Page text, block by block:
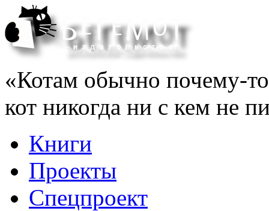
«Котам обычно почему-
кот никогда ни с кем не
Книги
Проекты
Спецпроект